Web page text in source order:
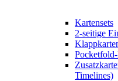
Kartensets
2-seitige
Timelines)